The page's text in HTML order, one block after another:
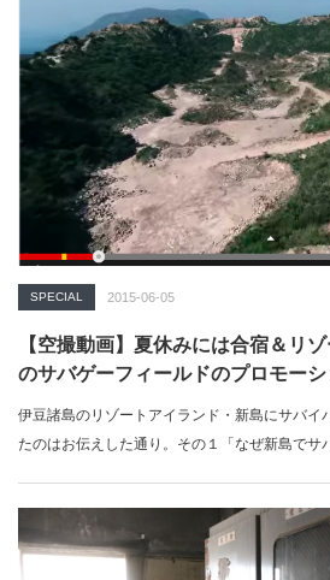
SPECIAL 2015-06-05
【空撮動画】夏休みには合宿＆リ
のサバゲーフィールドのプロモー
伊豆諸島のリゾートアイランド・新島にサバイ
たのはお伝えした通り。その１「なぜ新島で